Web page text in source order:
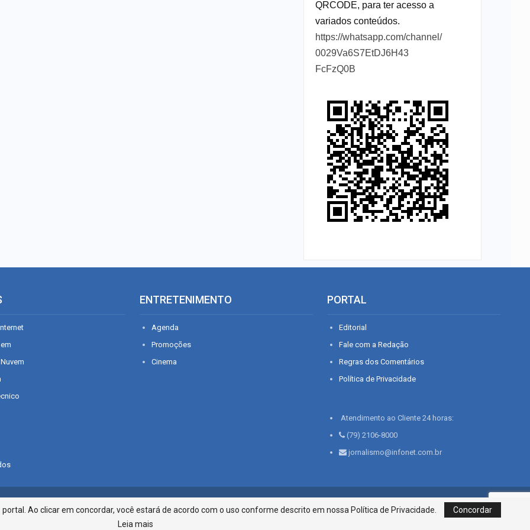
QRCODE, para ter acesso a
variados conteúdos.
https://whatsapp.com/channel/
0029Va6S7EtDJ6H43
FcFzQ0B
ENTRETENIMENTO
Agenda
Promoções
Cinema
PORTAL
Editorial
Fale com a Redação
Regras dos Comentários
Política de Privacidade
Atendimento ao Cliente 24 horas:
(79) 2106-8000
jornalismo@infonet.com.br
Infonet - Rua Monsenhor Silveira 276, Bairro São José | Aracaju-SE, CEP 49015-030, Fone: 79.2106.8000 - CI
Centro de Informações LTDA
Ao clicar em concordar, você estará de acordo com o uso conforme descrito em nossa Política de Privacidade.
Concordar
Leia mais